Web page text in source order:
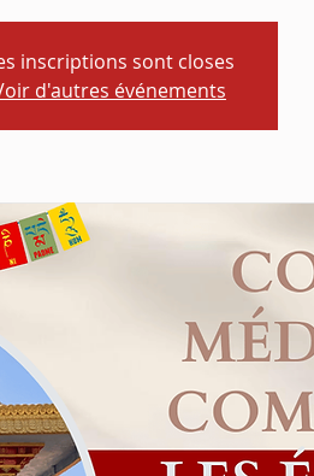
inscriptions sont closes
d'autres événements